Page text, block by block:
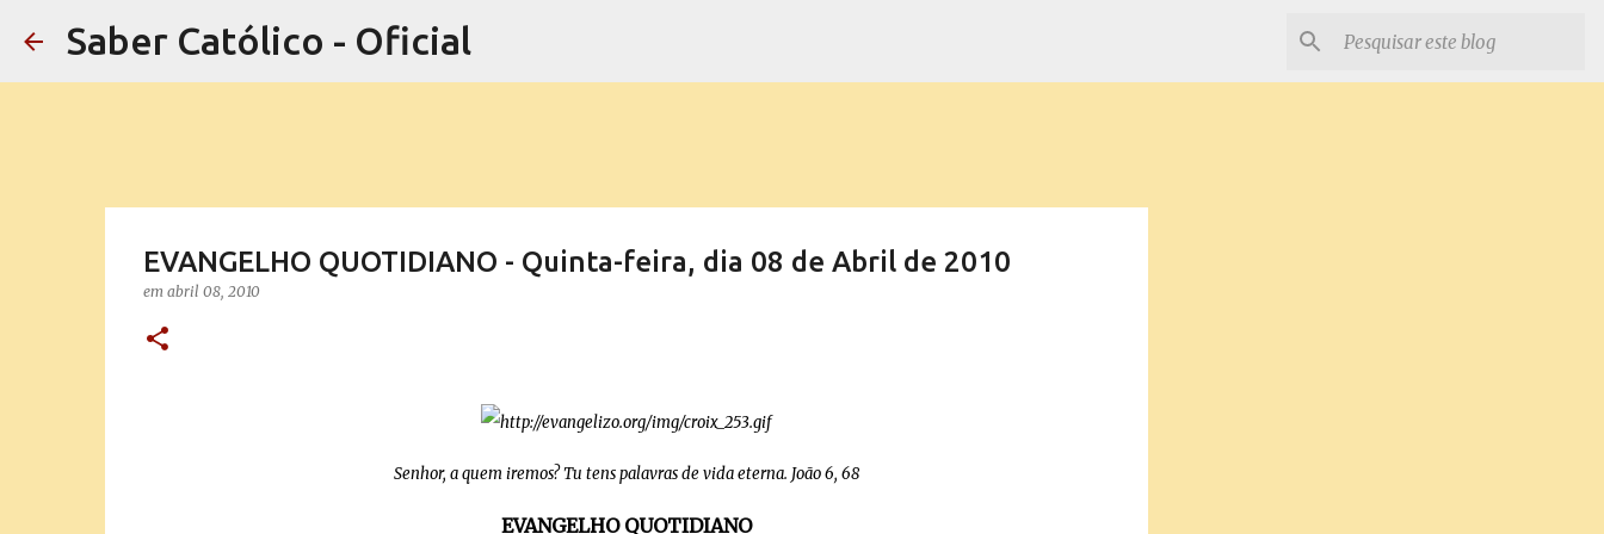
Saber Católico - Oficial
EVANGELHO QUOTIDIANO - Quinta-feira, dia 08 de Abril de 2010
em abril 08, 2010
Senhor, a quem iremos? Tu tens palavras de vida eterna. João 6, 68
EVANGELHO QUOTIDIANO